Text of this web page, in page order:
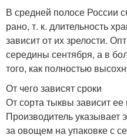
В средней полосе России
рано, т. к. длительность
зависит от их зрелости.
середины сентября, а в
того, как полностью
От чего зависят сроки
От сорта тыквы зависит
Производитель указывает
за овощем на упаковке с